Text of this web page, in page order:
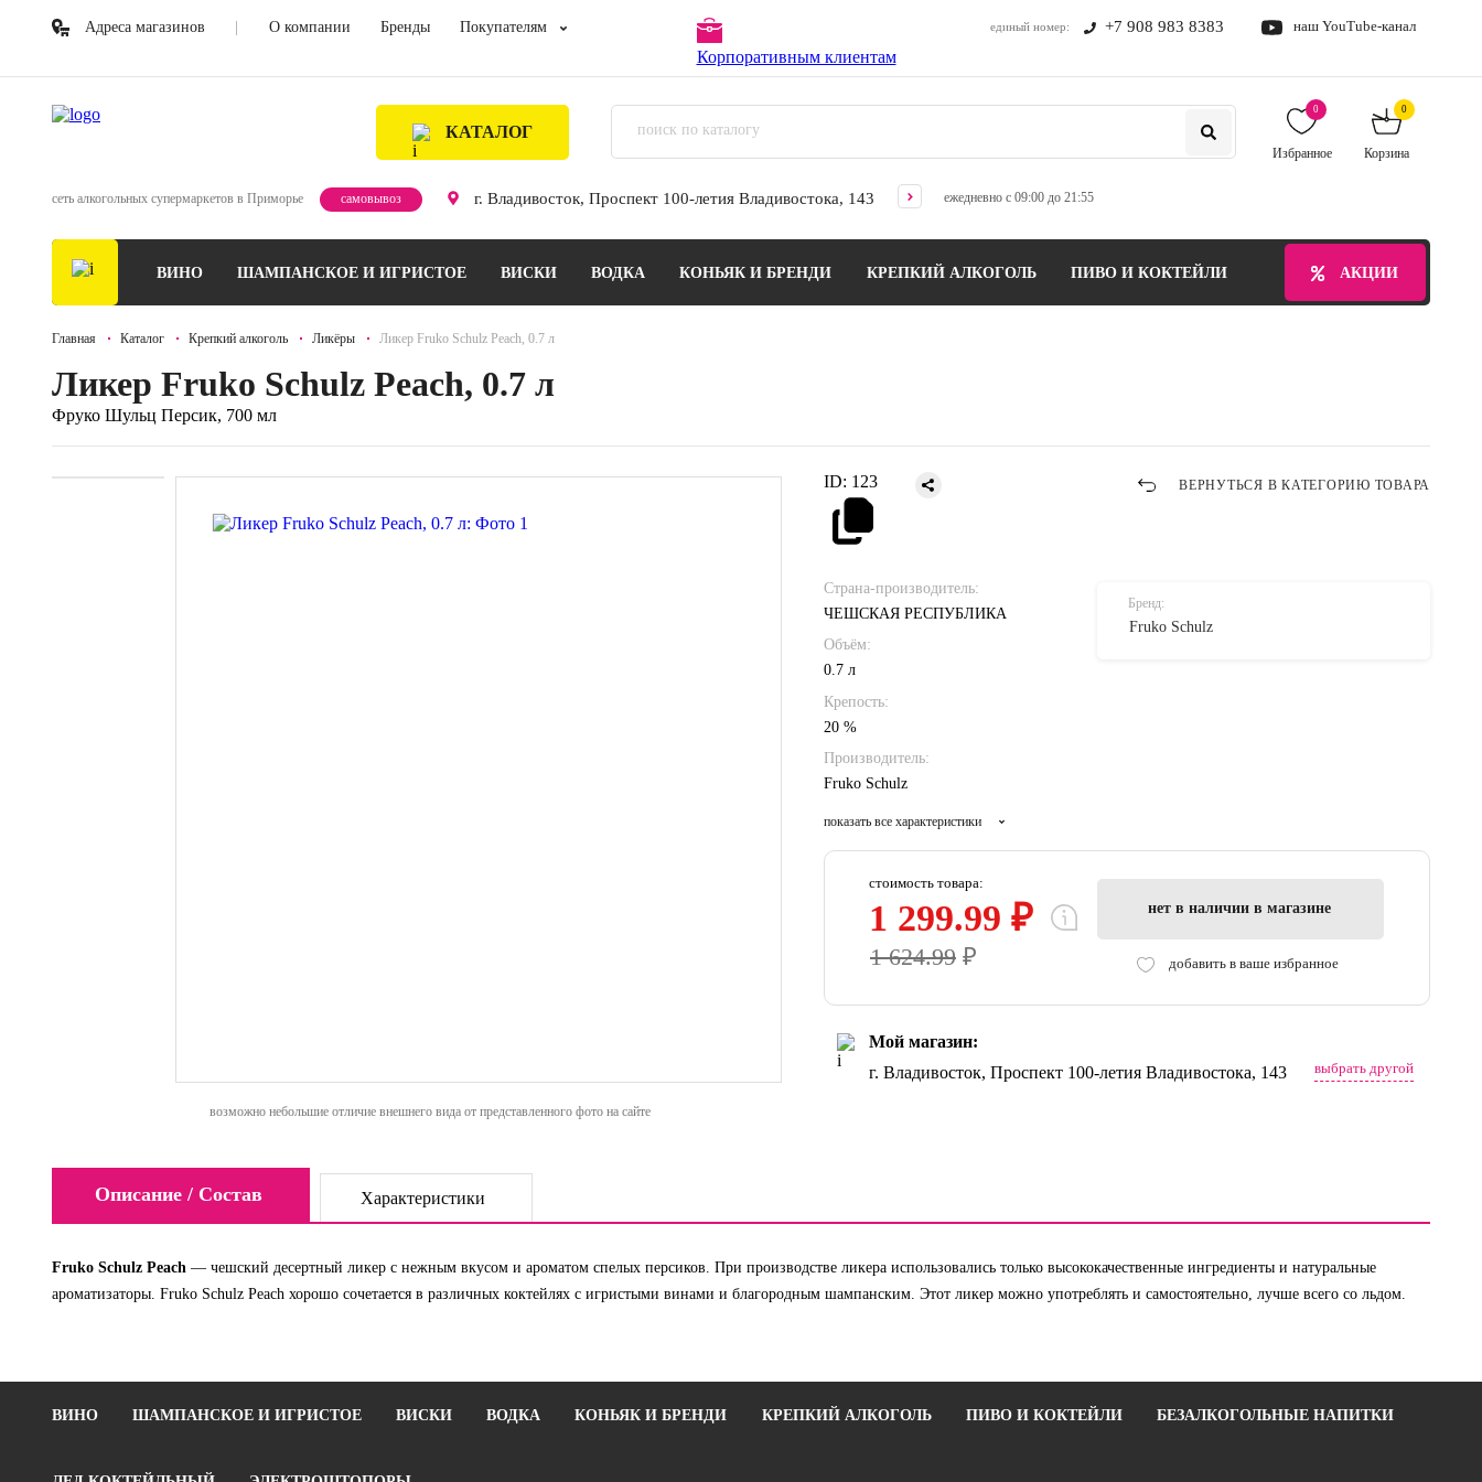
Адреса магазинов О компании Бренды Покупателям
Корпоративным клиентам
единый номер: +7 908 983 8383 наш YouTube-канал
КАТАЛОГ
0
Избранное
0
Корзина
сеть алкогольных супермаркетов в Приморье самовывоз г. Владивосток, Проспект 100-летия Владивостока, 143 ежедневно с 09:00 до 21:55
ВИНО ШАМПАНСКОЕ И ИГРИСТОЕ ВИСКИ ВОДКА КОНЬЯК И БРЕНДИ КРЕПКИЙ АЛКОГОЛЬ ПИВО И КОКТЕЙЛИ БЕЗАЛКОГОЛЬНЫЕ
АКЦИИ
Главная Каталог Крепкий алкоголь Ликёры Ликер Fruko Schulz Peach, 0.7 л
Ликер Fruko Schulz Peach, 0.7 л
Фруко Шульц Персик, 700 мл
возможно небольшие отличие внешнего вида от представленного фото на сайте
ID: 123 ВЕРНУТЬСЯ В КАТЕГОРИЮ ТОВАРА
Страна-производитель:
ЧЕШСКАЯ РЕСПУБЛИКА
Объём:
0.7 л
Крепость:
20 %
Производитель:
Fruko Schulz
показать все характеристики
Бренд:
Fruko Schulz
стоимость товара:
1 299.99 ₽
1 624.99 ₽
нет в наличии в магазине
добавить в ваше избранное
Мой магазин:
г. Владивосток, Проспект 100-летия Владивостока, 143
выбрать другой
Описание / Состав Характеристики
Fruko Schulz Peach — чешский десертный ликер с нежным вкусом и ароматом спелых персиков. При производстве ликера использовались только высококачественные ингредиенты и натуральные
ароматизаторы. Fruko Schulz Peach хорошо сочетается в различных коктейлях с игристыми винами и благородным шампанским. Этот ликер можно употреблять и самостоятельно, лучше всего со льдом.
ВИНО ШАМПАНСКОЕ И ИГРИСТОЕ ВИСКИ ВОДКА КОНЬЯК И БРЕНДИ КРЕПКИЙ АЛКОГОЛЬ ПИВО И КОКТЕЙЛИ БЕЗАЛКОГОЛЬНЫЕ НАПИТКИ